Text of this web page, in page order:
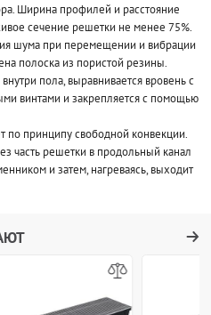
Ширина профилей и расстояние
сечение решетки не менее 75%.
шума при перемещении и вибрации
полоска из пористой резины.
пола, выравнивается вровень с
винтами и закрепляется с помощью
по принципу свободной конвекции.
часть решетки в продольный канал
и затем, нагреваясь, выходит